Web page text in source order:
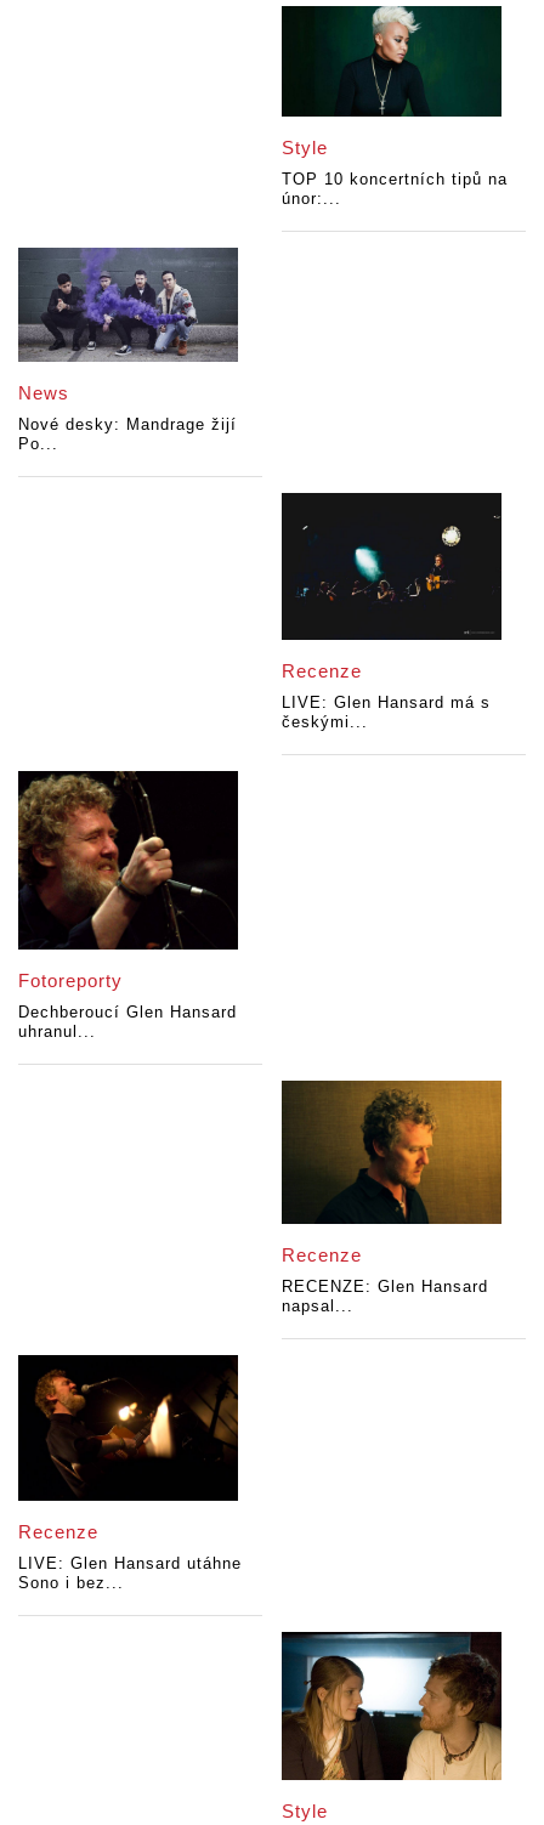
Style
TOP 10 koncertních tipů na
únor:...
News
Nové desky: Mandrage žijí
Po...
Recenze
LIVE: Glen Hansard má s
českými...
Fotoreporty
Dechberoucí Glen Hansard
uhranul...
Recenze
RECENZE: Glen Hansard
napsal...
Recenze
LIVE: Glen Hansard utáhne
Sono i bez...
Style